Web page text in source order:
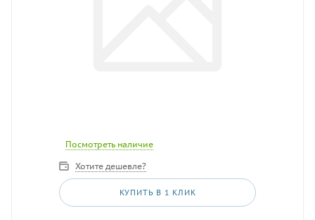
Посмотреть наличие
Хотите дешевле?
КУПИТЬ В 1 КЛИК